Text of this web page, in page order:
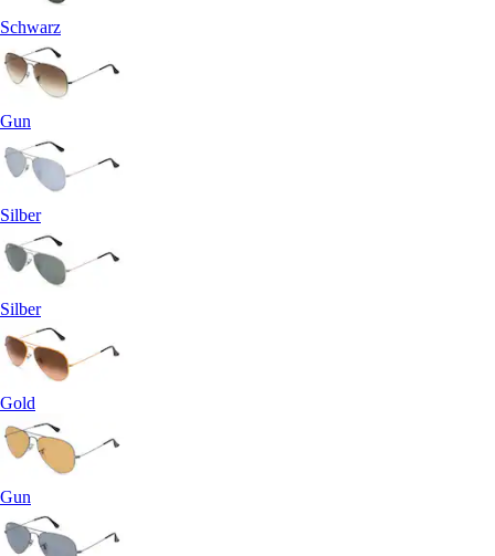
Schwarz
Gun
Silber
Silber
Gold
Gun